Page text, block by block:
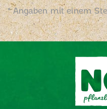
* Angaben mit einem